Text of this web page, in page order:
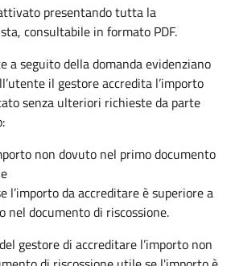
presentando tutta la
consultabile in formato PDF.
a seguito della domanda evidenziano
il gestore accredita l’importo
senza ulteriori richieste da parte
non dovuto nel primo documento
l’importo da accreditare è superiore a
nel documento di riscossione.
gestore di accreditare l’importo non